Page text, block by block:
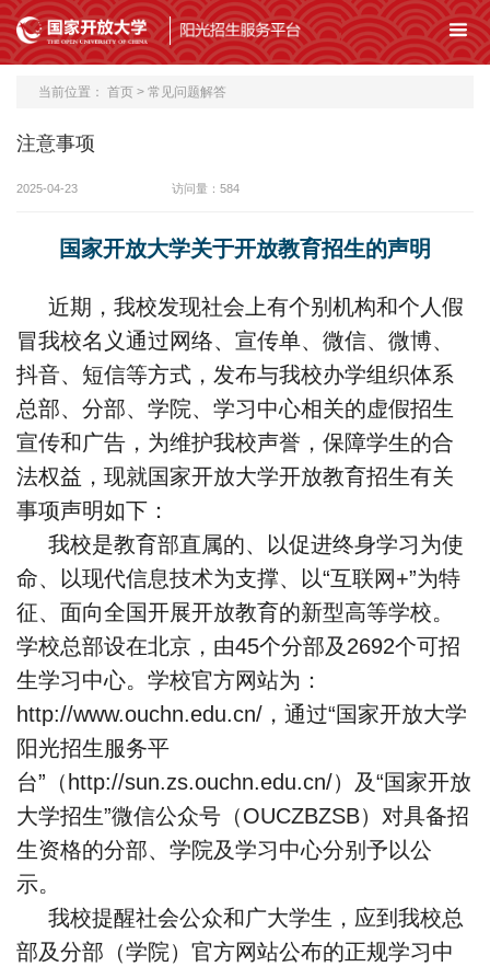
当前位置： 首页 > 常见问题解答
注意事项
2025-04-23 访问量： 584
国家开放大学关于开放教育招生的声明
近期，我校发现社会上有个别机构和个人假
冒我校名义通过网络、宣传单、微信、微博、
抖音、短信等方式，发布与我校办学组织体系
总部、分部、学院、学习中心相关的虚假招生
宣传和广告，为维护我校声誉，保障学生的合
法权益，现就国家开放大学开放教育招生有关
事项声明如下：
我校是教育部直属的、以促进终身学习为使
命、以现代信息技术为支撑、以“互联网+”为特
征、面向全国开展开放教育的新型高等学校。
学校总部设在北京，由45个分部及2692个可招
生学习中心。学校官方网站为：
http://www.ouchn.edu.cn/，通过“国家开放大学
阳光招生服务平
台”（http://sun.zs.ouchn.edu.cn/）及“国家开放
大学招生”微信公众号（OUCZBZSB）对具备招
生资格的分部、学院及学习中心分别予以公
示。
我校提醒社会公众和广大学生，应到我校总
部及分部（学院）官方网站公布的正规学习中